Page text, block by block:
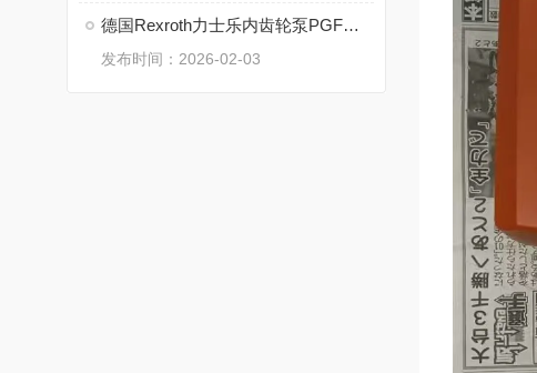
德国Rexroth力士乐内齿轮泵PGF的技术特点
发布时间：2026-02-03